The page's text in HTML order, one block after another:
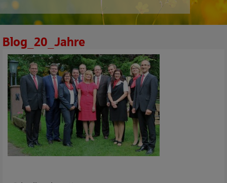
Blog_20_Jahre